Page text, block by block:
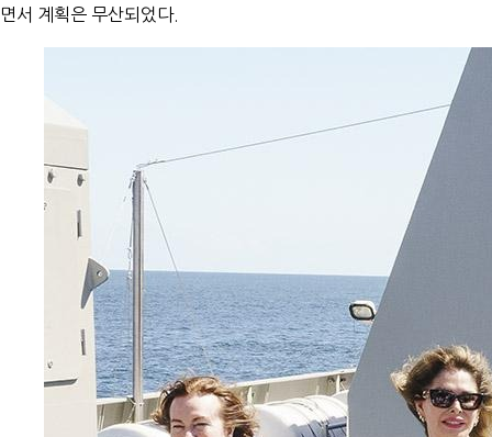
면서 계획은 무산되었다.